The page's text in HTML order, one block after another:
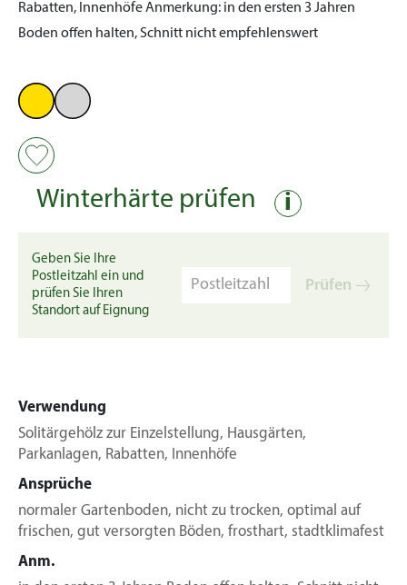
Rabatten, InnenhöfeAnmerkung: in den ersten 3 Jahren
Boden offen halten, Schnitt nicht empfehlenswert
Winterhärte prüfen i
Geben Sie Ihre
Postleitzahl ein und
prüfen Sie Ihren
Standort auf Eignung
Prüfen
Verwendung
Solitärgehölz zur Einzelstellung, Hausgärten,
Parkanlagen, Rabatten, Innenhöfe
Ansprüche
normaler Gartenboden, nicht zu trocken, optimal auf
frischen, gut versorgten Böden, frosthart, stadtklimafest
Anm.